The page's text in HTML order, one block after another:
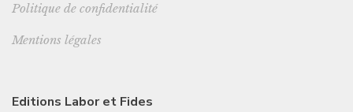
Politique de confidentialité
Mentions légales
Editions Labor et Fides